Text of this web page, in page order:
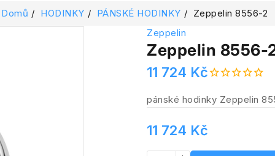
Domů HODINKY PÁNSKÉ HODINKY
Zeppelin 8556-2
Zeppelin
Zeppelin 8556-
11 724 Kč
pánské hodinky Zeppelin
11 724 Kč